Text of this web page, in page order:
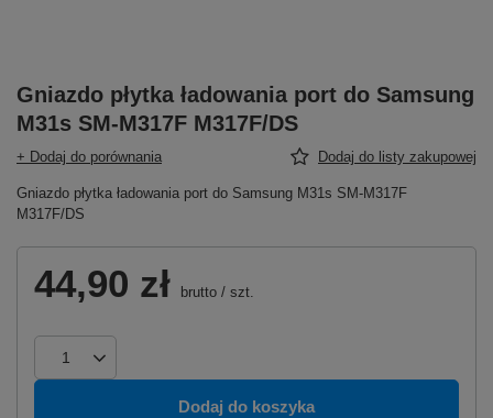
Gniazdo płytka ładowania port do Samsung
M31s SM-M317F M317F/DS
+ Dodaj do porównania Dodaj do listy zakupowej
Gniazdo płytka ładowania port do Samsung M31s SM-M317F
M317F/DS
44,90 zł brutto / szt.
Dodaj do koszyka